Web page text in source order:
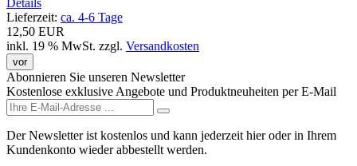
Lieferzeit: ca. 4-6 Tage
12,50 EUR
inkl. 19 % MwSt. zzgl. Versandkosten
vor
Abonnieren Sie unseren Newsletter
Kostenlose exklusive Angebote und Produktneuheiten per E-Mail
Der Newsletter ist kostenlos und kann jederzeit hier oder in Ihrem
Kundenkonto wieder abbestellt werden.